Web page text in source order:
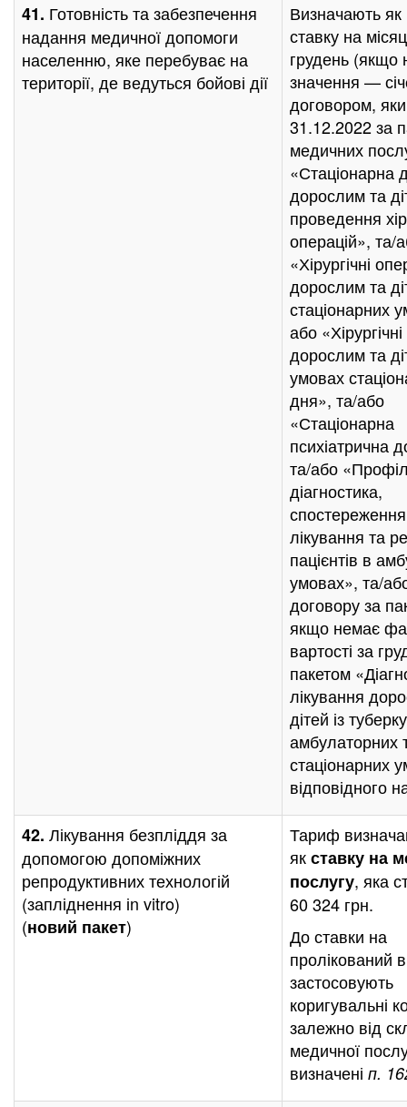
41. Готовність та забезпечення
надання медичної допомоги
населенню, яке перебуває на
території, де ведуться бойові дії
Визначають
ставку на
грудень (якщо
значення —
договором,
31.12.2022 за
медичних
«Стаціонарна
дорослим та
проведення
операцій», та/
«Хірургічні
дорослим та
стаціонарних
або
дорослим та
умовах
дня», та/або
«Стаціонарна
психіатрична
та/або
діагностика,
лікування та
пацієнтів в
умовах», та/
договору за
якщо немає
вартості за
пакетом
лікування
дітей із
амбулаторних
стаціонарних
відповідного
42. Лікування безпліддя за
допомогою допоміжних
репродуктивних технологій
(запліднення іn vitro)
(новий пакет)
Тариф
якставку на
послугу, яка
60 324 грн.
До ставки на
пролікований
застосовують
коригувальні
залежно від
медичної
визначені п.